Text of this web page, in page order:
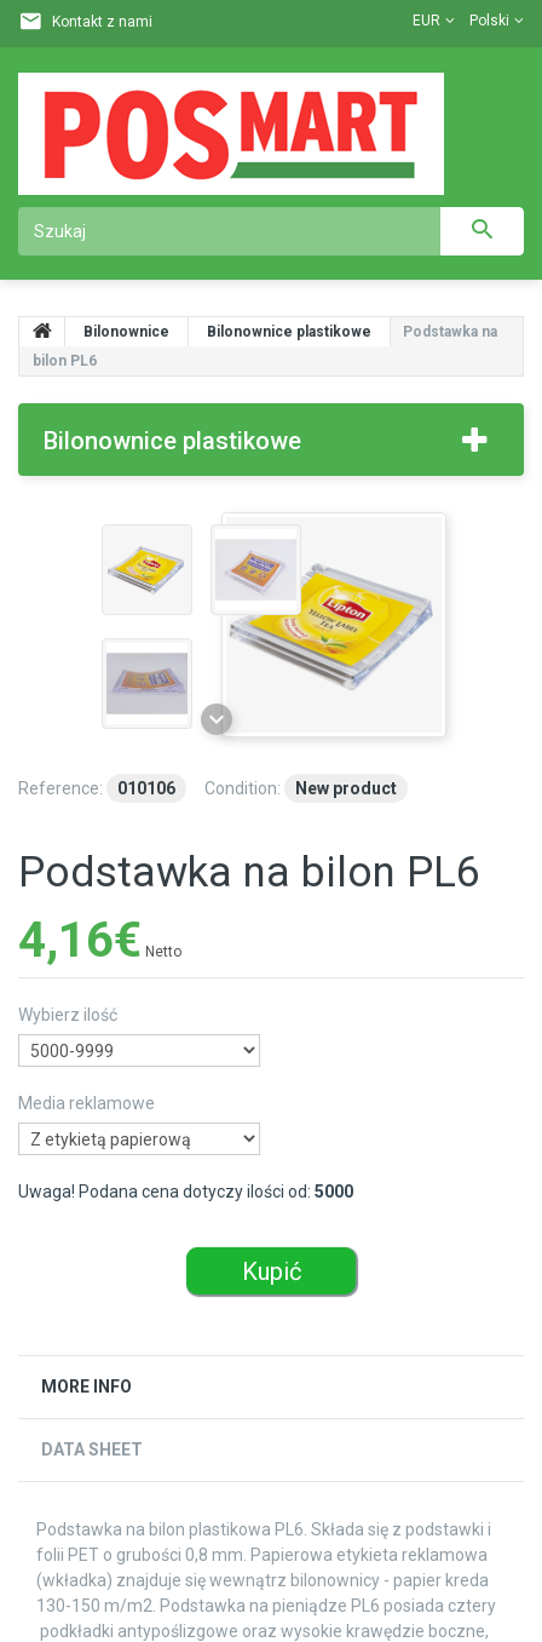
Polski
EUR
Kontakt z nami
Bilonownice Bilonownice plastikowe
Podstawka na
bilon PL6
Bilonownice plastikowe
Reference: 010106 Condition: New product
Podstawka na bilon PL6
4,16€ Netto
Wybierz ilość
Media reklamowe
Uwaga! Podana cena dotyczy ilości od: 5000
Kupić
MORE INFO
DATA SHEET
Podstawka na bilon plastikowa PL6. Składa się z podstawki i
folii PET o grubości 0,8 mm. Papierowa etykieta reklamowa
(wkładka) znajduje się wewnątrz bilonownicy - papier kreda
130-150 m/m2. Podstawka na pieniądze PL6 posiada cztery
podkładki antypoślizgowe oraz wysokie krawędzie boczne,